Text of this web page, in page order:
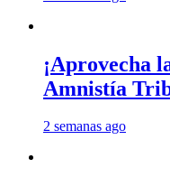
¡Aprovecha
Amnistía
2 semanas ago